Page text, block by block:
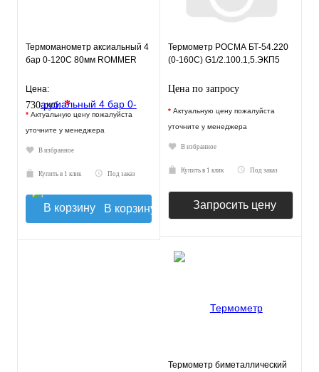
Термоманометр аксиальный 4
бар 0-120С 80мм ROMMER
Цена:
730 руб.*
* Актуальную цену пожалуйста
уточните у менеджера
В избранное
Купить в 1 клик Под заказ
В корзину
Термометр РОСМА БТ-54.220
(0-160С) G1/2.100.1,5.ЭКП5
Цена по запросу
* Актуальную цену пожалуйста
уточните у менеджера
В избранное
Купить в 1 клик Под заказ
Запросить цену
Термометр биметаллический